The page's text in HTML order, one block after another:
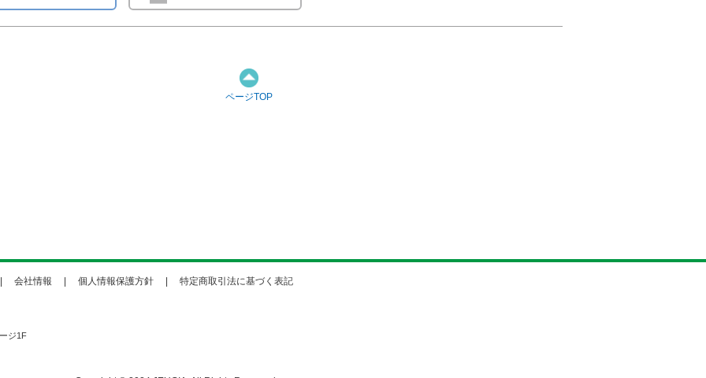
ページTOP
会社情報 個人情報保護方針 特定商取引法に基づく表記
ジ1F